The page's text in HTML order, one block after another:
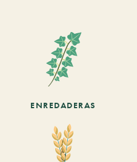
ENREDADERAS